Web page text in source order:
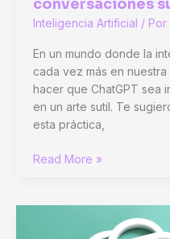
conversaciones
Inteligencia Artificial / Por
En un mundo donde la
cada vez más en
hacer que ChatGPT sea
en un arte sutil. Te
esta práctica,
Cómo
Read More »